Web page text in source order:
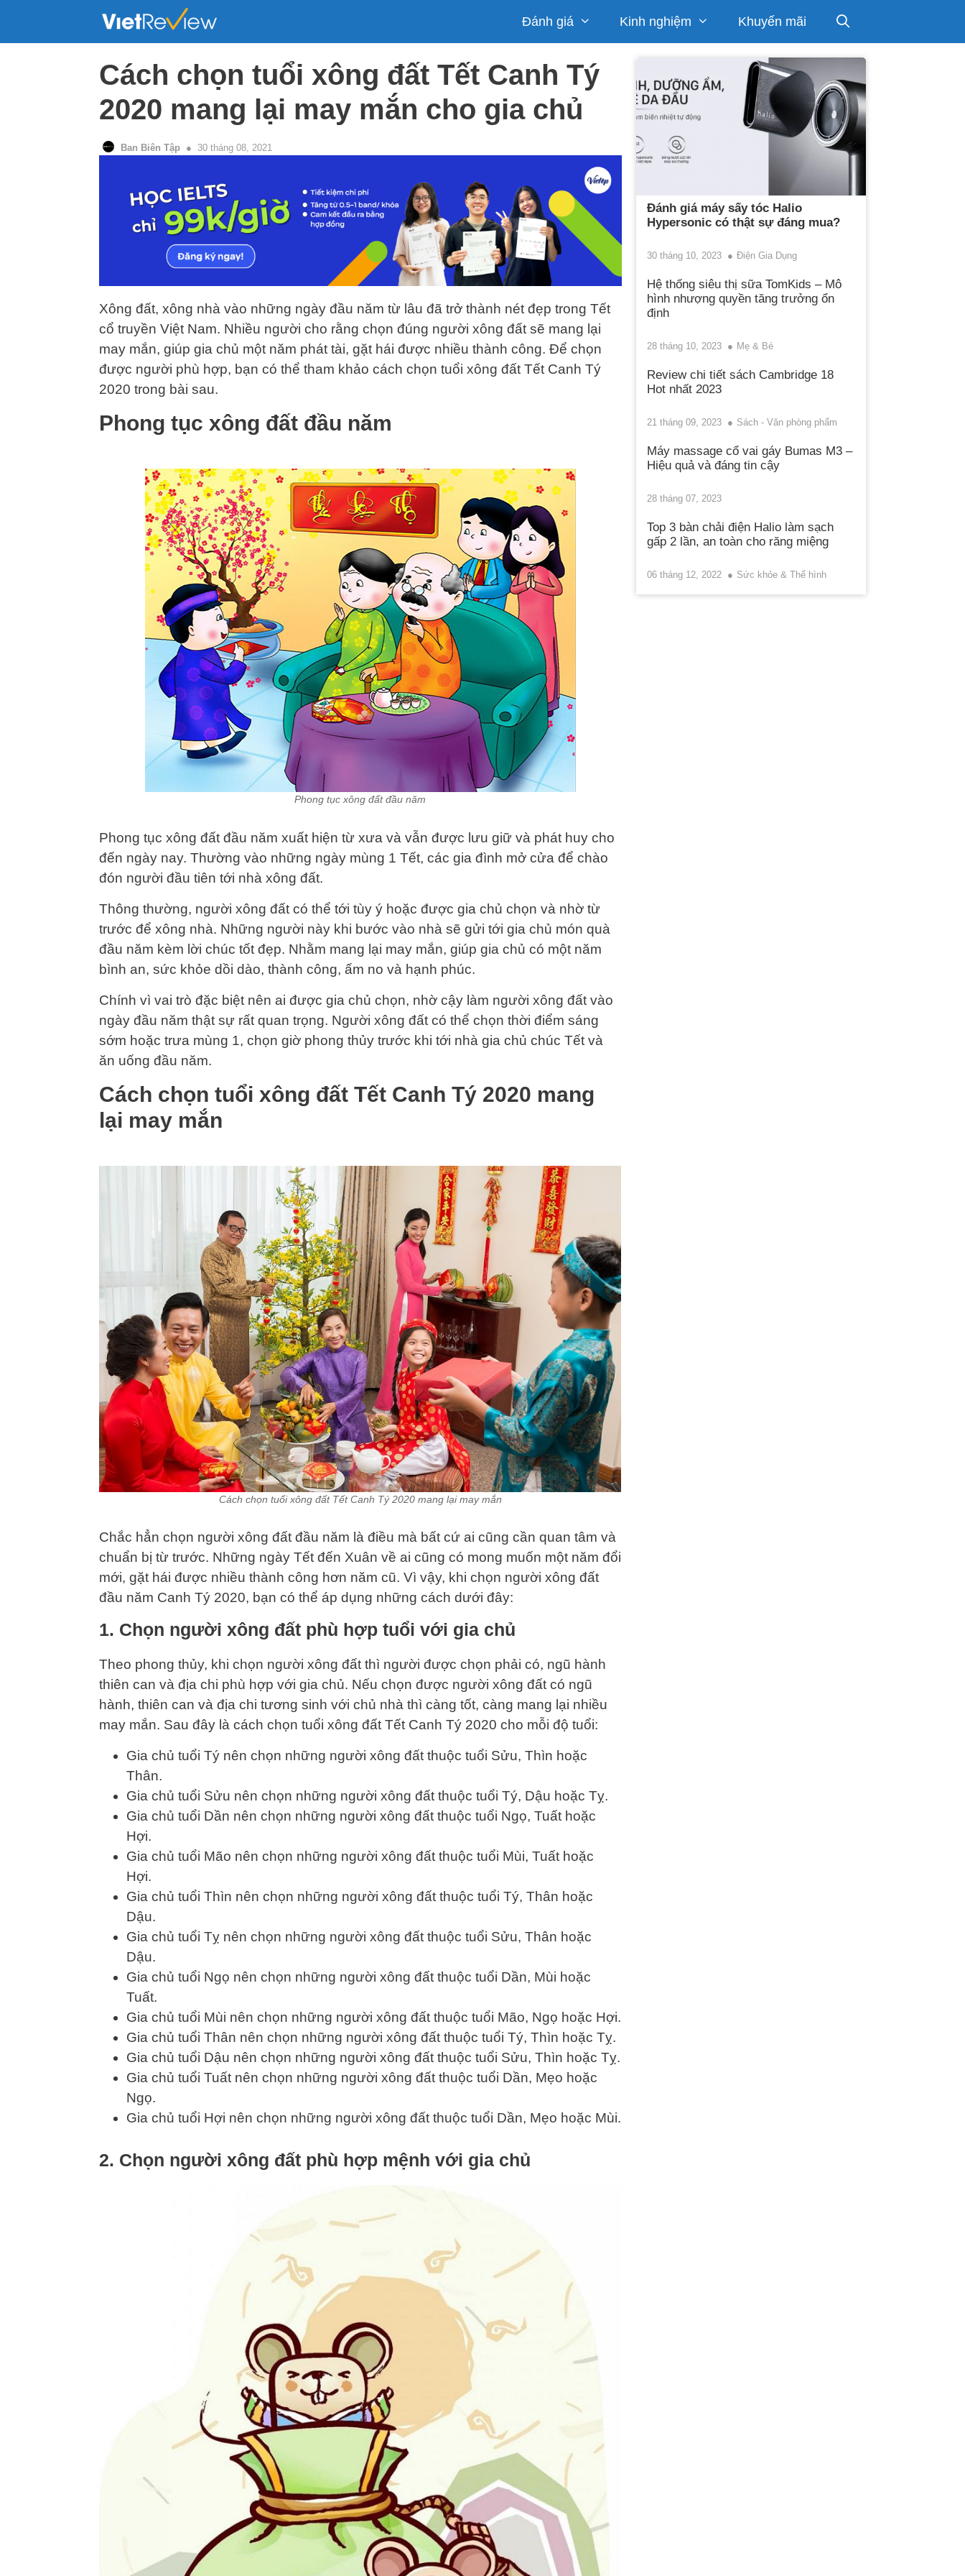
Đánh giá Kinh nghiệm Khuyến mãi
Cách chọn tuổi xông đất Tết Canh Tý
2020 mang lại may mắn cho gia chủ
Ban Biên Tập 30 tháng 08, 2021
Xông đất, xông nhà vào những ngày đầu năm từ lâu đã trở thành nét đẹp trong Tết
cổ truyền Việt Nam. Nhiều người cho rằng chọn đúng người xông đất sẽ mang lại
may mắn, giúp gia chủ một năm phát tài, gặt hái được nhiều thành công. Để chọn
được người phù hợp, bạn có thể tham khảo cách chọn tuổi xông đất Tết Canh Tý
2020 trong bài sau.
Phong tục xông đất đầu năm
Phong tục xông đất đầu năm
Phong tục xông đất đầu năm xuất hiện từ xưa và vẫn được lưu giữ và phát huy cho
đến ngày nay. Thường vào những ngày mùng 1 Tết, các gia đình mở cửa để chào
đón người đầu tiên tới nhà xông đất.
Thông thường, người xông đất có thể tới tùy ý hoặc được gia chủ chọn và nhờ từ
trước để xông nhà. Những người này khi bước vào nhà sẽ gửi tới gia chủ món quà
đầu năm kèm lời chúc tốt đẹp. Nhằm mang lại may mắn, giúp gia chủ có một năm
bình an, sức khỏe dồi dào, thành công, ấm no và hạnh phúc.
Chính vì vai trò đặc biệt nên ai được gia chủ chọn, nhờ cậy làm người xông đất vào
ngày đầu năm thật sự rất quan trọng. Người xông đất có thể chọn thời điểm sáng
sớm hoặc trưa mùng 1, chọn giờ phong thủy trước khi tới nhà gia chủ chúc Tết và
ăn uống đầu năm.
Cách chọn tuổi xông đất Tết Canh Tý 2020 mang
lại may mắn
Cách chọn tuổi xông đất Tết Canh Tý 2020 mang lại may mắn
Chắc hẳn chọn người xông đất đầu năm là điều mà bất cứ ai cũng cần quan tâm và
chuẩn bị từ trước. Những ngày Tết đến Xuân về ai cũng có mong muốn một năm đổi
mới, gặt hái được nhiều thành công hơn năm cũ. Vì vậy, khi chọn người xông đất
đầu năm Canh Tý 2020, bạn có thể áp dụng những cách dưới đây:
1. Chọn người xông đất phù hợp tuổi với gia chủ
Theo phong thủy, khi chọn người xông đất thì người được chọn phải có, ngũ hành
thiên can và địa chi phù hợp với gia chủ. Nếu chọn được người xông đất có ngũ
hành, thiên can và địa chi tương sinh với chủ nhà thì càng tốt, càng mang lại nhiều
may mắn. Sau đây là cách chọn tuổi xông đất Tết Canh Tý 2020 cho mỗi độ tuổi:
Gia chủ tuổi Tý nên chọn những người xông đất thuộc tuổi Sửu, Thìn hoặc
Thân.
Gia chủ tuổi Sửu nên chọn những người xông đất thuộc tuổi Tý, Dậu hoặc Tỵ.
Gia chủ tuổi Dần nên chọn những người xông đất thuộc tuổi Ngọ, Tuất hoặc
Hợi.
Gia chủ tuổi Mão nên chọn những người xông đất thuộc tuổi Mùi, Tuất hoặc
Hợi.
Gia chủ tuổi Thìn nên chọn những người xông đất thuộc tuổi Tý, Thân hoặc
Dậu.
Gia chủ tuổi Tỵ nên chọn những người xông đất thuộc tuổi Sửu, Thân hoặc
Dậu.
Gia chủ tuổi Ngọ nên chọn những người xông đất thuộc tuổi Dần, Mùi hoặc
Tuất.
Gia chủ tuổi Mùi nên chọn những người xông đất thuộc tuổi Mão, Ngọ hoặc Hợi.
Gia chủ tuổi Thân nên chọn những người xông đất thuộc tuổi Tý, Thìn hoặc Tỵ.
Gia chủ tuổi Dậu nên chọn những người xông đất thuộc tuổi Sửu, Thìn hoặc Tỵ.
Gia chủ tuổi Tuất nên chọn những người xông đất thuộc tuổi Dần, Mẹo hoặc
Ngọ.
Gia chủ tuổi Hợi nên chọn những người xông đất thuộc tuổi Dần, Mẹo hoặc Mùi.
2. Chọn người xông đất phù hợp mệnh với gia chủ
Đánh giá máy sấy tóc Halio
Hypersonic có thật sự đáng mua?
30 tháng 10, 2023 Điện Gia Dụng
Hệ thống siêu thị sữa TomKids – Mô
hình nhượng quyền tăng trưởng ổn
định
28 tháng 10, 2023 Mẹ & Bé
Review chi tiết sách Cambridge 18
Hot nhất 2023
21 tháng 09, 2023 Sách - Văn phòng phẩm
Máy massage cổ vai gáy Bumas M3 –
Hiệu quả và đáng tin cậy
28 tháng 07, 2023
Top 3 bàn chải điện Halio làm sạch
gấp 2 lần, an toàn cho răng miệng
06 tháng 12, 2022 Sức khỏe & Thể hình